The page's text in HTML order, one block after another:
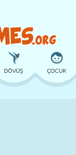
DÖVÜŞ ÇOCUK